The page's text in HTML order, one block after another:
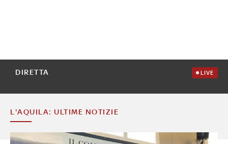
DIRETTA LIVE
L'AQUILA: ULTIME NOTIZIE